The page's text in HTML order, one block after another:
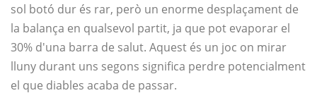
sol botó dur és rar, però un enorme desplaçament de
la balança en qualsevol partit, ja que pot evaporar el
30% d'una barra de salut. Aquest és un joc on mirar
lluny durant uns segons significa perdre potencialment
el que diables acaba de passar.